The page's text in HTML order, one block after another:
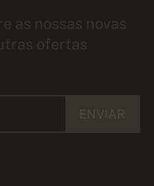
as nossas novas
ofertas